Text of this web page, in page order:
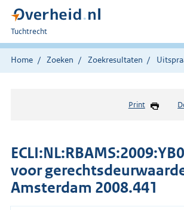
U
bent
hier:
Tuchtrecht
Home Zoeken Zoekresultaten
Print
voor
Amsterdam 2008.441